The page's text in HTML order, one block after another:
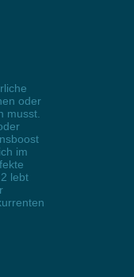
oder
musst.
im
lebt